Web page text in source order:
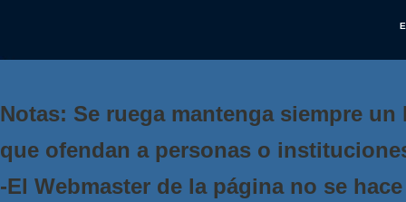
Notas: Se ruega mantenga siempre
que ofendan a personas o
-El Webmaster de la página no se